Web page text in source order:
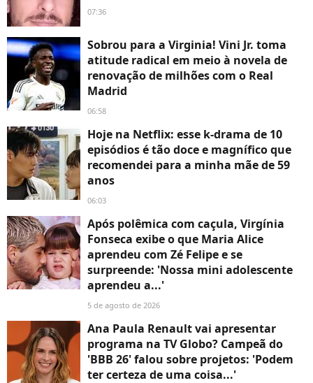
07:36
Sobrou para a Virginia! Vini Jr. toma
atitude radical em meio à novela de
renovação de milhões com o Real
Madrid
06:58
Hoje na Netflix: esse k-drama de 10
episódios é tão doce e magnífico que
recomendei para a minha mãe de 59
anos
06:03
Após polêmica com caçula, Virgínia
Fonseca exibe o que Maria Alice
aprendeu com Zé Felipe e se
surpreende: 'Nossa mini adolescente
aprendeu a...'
5 de agosto de 2026
Ana Paula Renault vai apresentar
programa na TV Globo? Campeã do
'BBB 26' falou sobre projetos: 'Podem
ter certeza de uma coisa...'